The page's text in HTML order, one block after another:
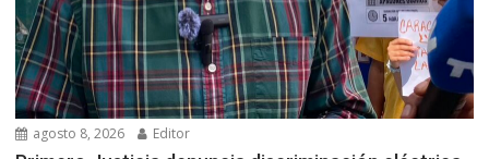
agosto 8, 2026 Editor